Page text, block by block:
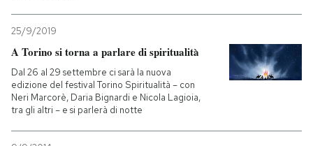
25/9/2019
A Torino si torna a parlare di spiritualità
Dal 26 al 29 settembre ci sarà la nuova
edizione del festival Torino Spiritualità – con
Neri Marcorè, Daria Bignardi e Nicola Lagioia,
tra gli altri – e si parlerà di notte